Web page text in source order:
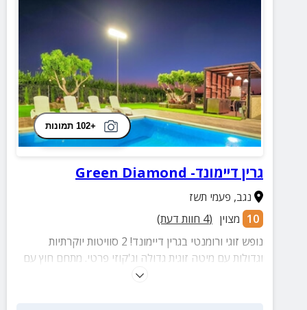
+102 תמונות
גרין דיימונד- Green Diamond
נגב, פעמי תשז
10 מצוין (
4 חוות דעת)
נופש זוגי ורומנטי בגרין דיימונד! 2 סוויטות יוקרתיות
וגדולות עם מיטה זוגית גדולה וג'קוזי פרטי. מתחם חוץ עם